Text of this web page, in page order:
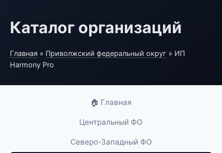
Каталог организаций
Главная » Приволжский федеральный округ » ИП
Harmony Pro
🏠 Главная
Центральный ФО
Северо-Западный ФО